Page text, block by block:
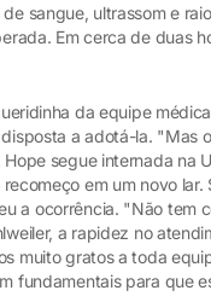
sangue, ultrassom e
Em cerca de duas
da equipe
a adotá-la. "Mas
segue internada na
em um novo
a ocorrência. "Não tem
a rapidez no
muito gratos a toda
fundamentais para que